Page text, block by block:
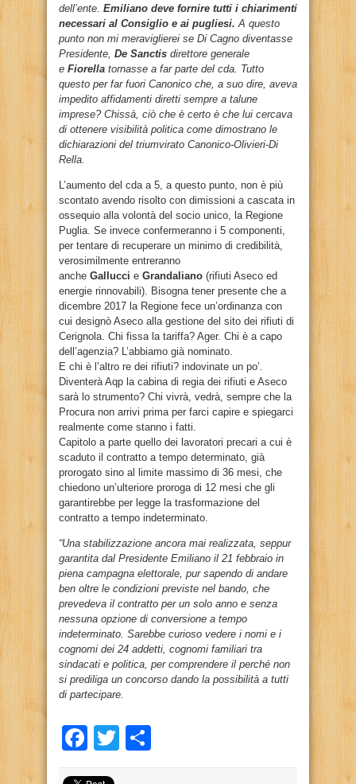
dell’ente. Emiliano deve fornire tutti i chiarimenti
necessari al Consiglio e ai pugliesi. A questo
punto non mi meraviglierei se Di Cagno diventasse
Presidente, De Sanctis direttore generale
e Fiorella tornasse a far parte del cda. Tutto
questo per far fuori Canonico che, a suo dire, aveva
impedito affidamenti diretti sempre a talune
imprese? Chissà, ciò che è certo è che lui cercava
di ottenere visibilità politica come dimostrano le
dichiarazioni del triumvirato Canonico-Olivieri-Di
Rella.
L’aumento del cda a 5, a questo punto, non è più
scontato avendo risolto con dimissioni a cascata in
ossequio alla volontà del socio unico, la Regione
Puglia. Se invece confermeranno i 5 componenti,
per tentare di recuperare un minimo di credibilità,
verosimilmente entreranno
anche Gallucci e Grandaliano (rifiuti Aseco ed
energie rinnovabili). Bisogna tener presente che a
dicembre 2017 la Regione fece un’ordinanza con
cui designò Aseco alla gestione del sito dei rifiuti di
Cerignola. Chi fissa la tariffa? Ager. Chi è a capo
dell’agenzia? L’abbiamo già nominato.
E chi è l’altro re dei rifiuti? indovinate un po’.
Diventerà Aqp la cabina di regia dei rifiuti e Aseco
sarà lo strumento? Chi vivrà, vedrà, sempre che la
Procura non arrivi prima per farci capire e spiegarci
realmente come stanno i fatti.
Capitolo a parte quello dei lavoratori precari a cui è
scaduto il contratto a tempo determinato, già
prorogato sino al limite massimo di 36 mesi, che
chiedono un’ulteriore proroga di 12 mesi che gli
garantirebbe per legge la trasformazione del
contratto a tempo indeterminato.
“Una stabilizzazione ancora mai realizzata, seppur
garantita dal Presidente Emiliano il 21 febbraio in
piena campagna elettorale, pur sapendo di andare
ben oltre le condizioni previste nel bando, che
prevedeva il contratto per un solo anno e senza
nessuna opzione di conversione a tempo
indeterminato. Sarebbe curioso vedere i nomi e i
cognomi dei 24 addetti, cognomi familiari tra
sindacati e politica, per comprendere il perché non
si prediliga un concorso dando la possibilità a tutti
di partecipare.
Facebook
Twitter